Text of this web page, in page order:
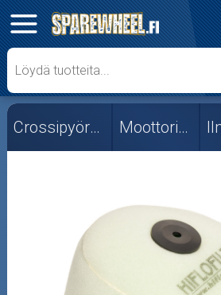
✕
Mopon osat
Skootterin osat
Crossipyörän osat
Moottorikelkan osat
Mopoauton osat
Crossipyörän osat Moottorin osat